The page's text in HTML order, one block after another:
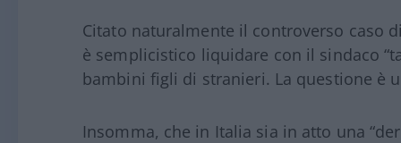
Citato naturalmente il controverso caso
è semplicistico liquidare con il sindaco
bambini figli di stranieri. La questione è
Insomma, che in Italia sia in atto una